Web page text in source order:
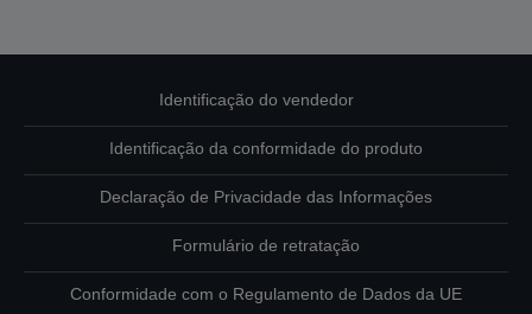
Identificação do vendedor
Identificação da conformidade do produto
Declaração de Privacidade das Informações
Formulário de retratação
Conformidade com o Regulamento de Dados da UE